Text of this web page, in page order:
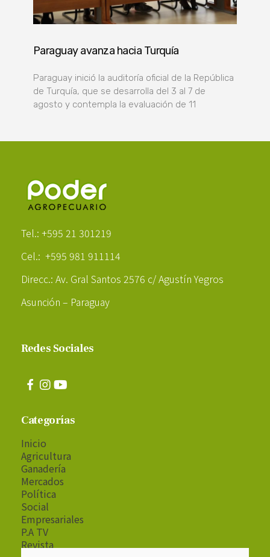
Paraguay avanza hacia Turquía
Paraguay inició la auditoría oficial de la República
de Turquía, que se desarrolla del 3 al 7 de
agosto y contempla la evaluación de 11
Tel.: +595 21 301219
Cel.: +595 981 911114
Direcc.: Av. Gral Santos 2576 c/ Agustín Yegros
Asunción – Paraguay
Redes Sociales
Categorías
Inicio
Agricultura
Ganadería
Mercados
Política
Social
Empresariales
P.A TV
Revista